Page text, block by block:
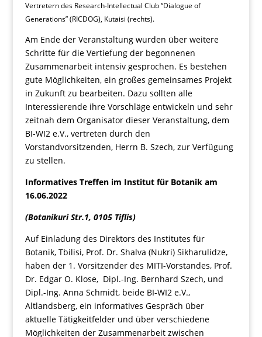
Vertretern des Research-Intellectual Club “Dialogue of
Generations” (RICDOG), Kutaisi (rechts).
Am Ende der Veranstaltung wurden über weitere
Schritte für die Vertiefung der begonnenen
Zusammenarbeit intensiv gesprochen. Es bestehen
gute Möglichkeiten, ein großes gemeinsames Projekt
in Zukunft zu bearbeiten. Dazu sollten alle
Interessierende ihre Vorschläge entwickeln und sehr
zeitnah dem Organisator dieser Veranstaltung, dem
BI-WI2 e.V., vertreten durch den
Vorstandvorsitzenden, Herrn B. Szech, zur Verfügung
zu stellen.
Informatives Treffen im Institut für Botanik am
16.06.2022
(Botanikuri Str.1, 0105 Tiflis)
Auf Einladung des Direktors des Institutes für
Botanik, Tbilisi, Prof. Dr. Shalva (Nukri) Sikharulidze,
haben der 1. Vorsitzender des MITI-Vorstandes, Prof.
Dr. Edgar O. Klose, Dipl.-Ing. Bernhard Szech, und
Dipl.-Ing. Anna Schmidt, beide BI-WI2 e.V.,
Altlandsberg, ein informatives Gespräch über
aktuelle Tätigkeitfelder und über verschiedene
Möglichkeiten der Zusammenarbeit zwischen